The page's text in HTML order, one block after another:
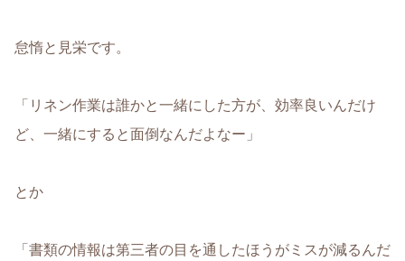
怠惰と見栄です。
「リネン作業は誰かと一緒にした方が、効率良いんだけ
ど、一緒にすると面倒なんだよなー」
とか
「書類の情報は第三者の目を通したほうがミスが減るんだ